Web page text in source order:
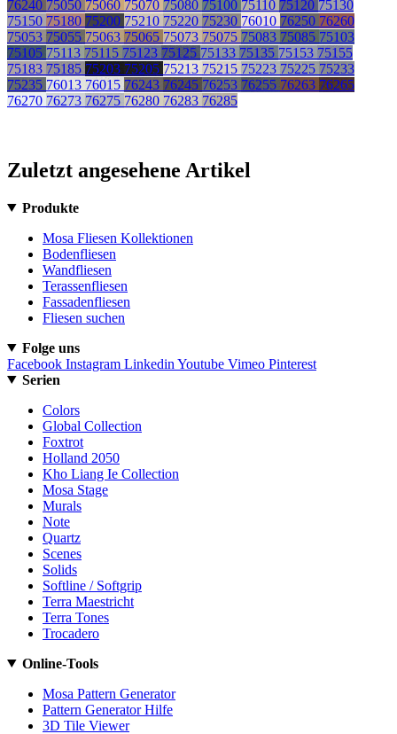
76240 75050 75060 75070 75080 75100 75110 75120 75130
75150 75180 75200 75210 75220 75230 76010 76250 76260
75053 75055 75063 75065 75073 75075 75083 75085 75103
75105 75113 75115 75123 75125 75133 75135 75153 75155
75183 75185 75203 75205 75213 75215 75223 75225 75233
75235 76013 76015 76243 76245 76253 76255 76263 76265
76270 76273 76275 76280 76283 76285
Zuletzt angesehene Artikel
Produkte
Mosa Fliesen Kollektionen
Bodenfliesen
Wandfliesen
Terassenfliesen
Fassadenfliesen
Fliesen suchen
Folge uns
Facebook Instagram Linkedin Youtube Vimeo Pinterest
Serien
Colors
Global Collection
Foxtrot
Holland 2050
Kho Liang Ie Collection
Mosa Stage
Murals
Note
Quartz
Scenes
Solids
Softline / Softgrip
Terra Maestricht
Terra Tones
Trocadero
Online-Tools
Mosa Pattern Generator
Pattern Generator Hilfe
3D Tile Viewer